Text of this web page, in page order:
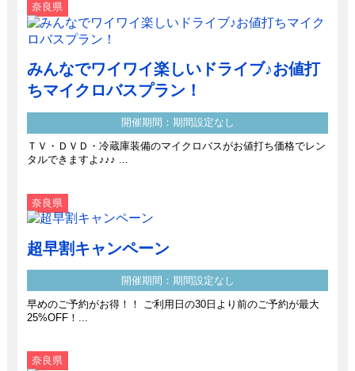
奈良県
みんなでワイワイ楽しいドライブ♪お値打
ちマイクロバスプラン！
開催期間：期間設定なし
ＴＶ・ＤＶＤ・冷蔵庫装備のマイクロバスがお値打ち価格でレン
タルできますよ♪♪♪ ...
奈良県
超早割キャンペーン
開催期間：期間設定なし
早めのご予約がお得！！ ご利用日の30日より前のご予約が最大
25%OFF！...
奈良県